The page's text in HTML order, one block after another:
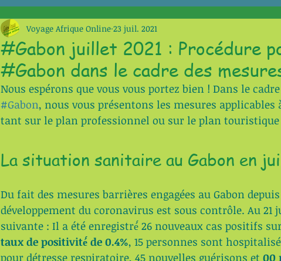
#Gabon juillet 2021 : Procédure
#Gabon dans le cadre des
Voyage Afrique Online 23 juil. 2021
Nous espérons que vous vous portez bien ! Dans le
#Gabon, nous vous présentons les mesures applicables
tant sur le plan professionnel ou sur le plan touristique
La situation sanitaire au Gabon en
Du fait des mesures barrières engagées au Gabon
développement du coronavirus est sous contrôle. Au
suivante : Il a été enregistré́ 26 nouveaux cas positifs
taux de positivité́ de 0.4%, 15 personnes sont
pour détresse respiratoire, 45 nouvelles guérisons et 00